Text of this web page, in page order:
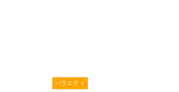
バラエティ